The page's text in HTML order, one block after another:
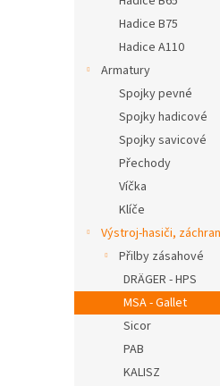
Hadice B75
Hadice A110
Armatury
Spojky pevné
Spojky hadicové
Spojky savicové
Přechody
Víčka
Klíče
Výstroj-hasiči,
Přilby zásahové
DRÄGER - HPS
MSA - Gallet
Sicor
PAB
KALISZ